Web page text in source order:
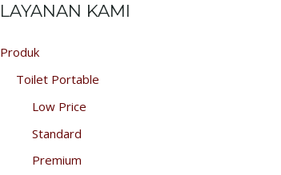
LAYANAN KAMI
Produk
Toilet Portable
Low Price
Standard
Premium